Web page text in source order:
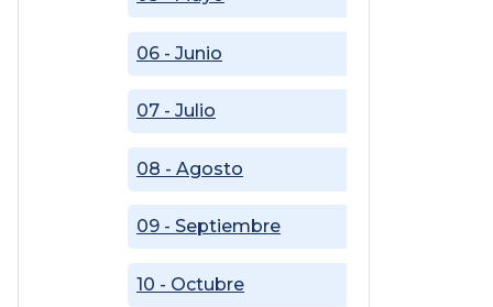
06 - Junio
07 - Julio
08 - Agosto
09 - Septiembre
10 - Octubre